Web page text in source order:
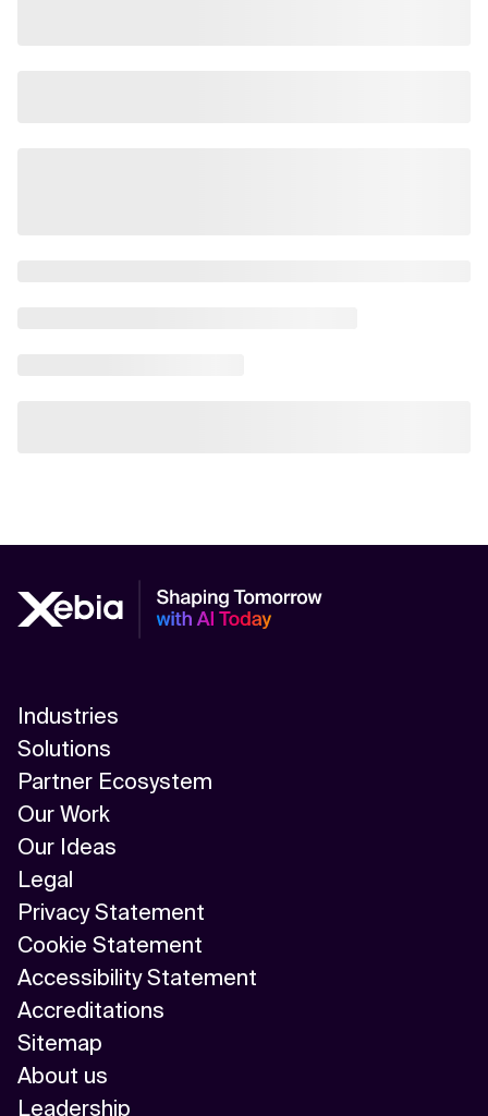
Industries
Solutions
Partner Ecosystem
Our Work
Our Ideas
Legal
Privacy Statement
Cookie Statement
Accessibility Statement
Accreditations
Sitemap
About us
Leadership